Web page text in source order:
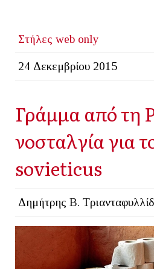
Στήλες web only
24 Δεκεμβρίου 2015
Γράμμα από τη
νοσταλγία για
sovieticus
Δημήτρης Β.